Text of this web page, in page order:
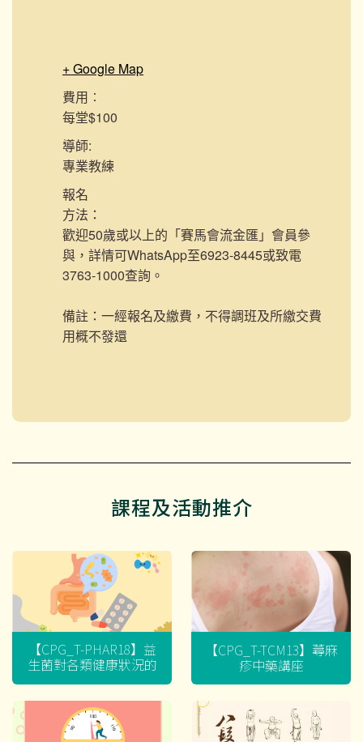
+ Google Map
費用︰
每堂$100
導師:
專業教練
報名
方法：
歡迎50歲或以上的「賽馬會流金匯」會員參
與，詳情可WhatsApp至6923-8445或致電
3763-1000查詢。
備註：一經報名及繳費，不得調班及所繳交費
用概不發還
課程及活動推介
【CPG_T-PHAR18】益
生菌對各類健康狀況的
迷思
【CPG_T-TCM13】蕁麻
疹中藥講座